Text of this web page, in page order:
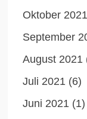
Oktober 2021
September
August 2021
Juli 2021 (6)
Juni 2021 (1)